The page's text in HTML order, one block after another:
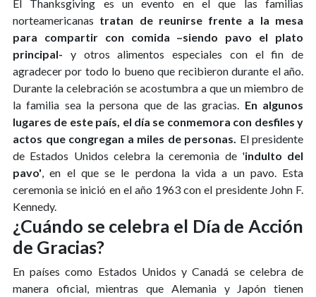
El Thanksgiving es un evento en el que las familias
norteamericanas tratan de reunirse frente a la mesa
para compartir con comida –siendo pavo el plato
principal- y otros alimentos especiales con el fin de
agradecer por todo lo bueno que recibieron durante el año.
Durante la celebración se acostumbra a que un miembro de
la familia sea la persona que de las gracias. En algunos
lugares de este país, el día se conmemora con desfiles y
actos que congregan a miles de personas. El presidente
de Estados Unidos celebra la ceremonia de 'indulto del
pavo', en el que se le perdona la vida a un pavo. Esta
ceremonia se inició en el año 1963 con el presidente John F.
Kennedy.
¿Cuándo se celebra el Día de Acción
de Gracias?
En países como Estados Unidos y Canadá se celebra de
manera oficial, mientras que Alemania y Japón tienen